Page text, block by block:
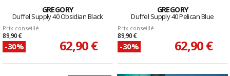
GREGORY
Duffel Supply 40 Obsidian Black
Prix conseillé
89,90 €
-30% 62,90 €
GREGORY
Duffel Supply 40 Pelican Blue
Prix conseillé
89,90 €
-30% 62,90 €